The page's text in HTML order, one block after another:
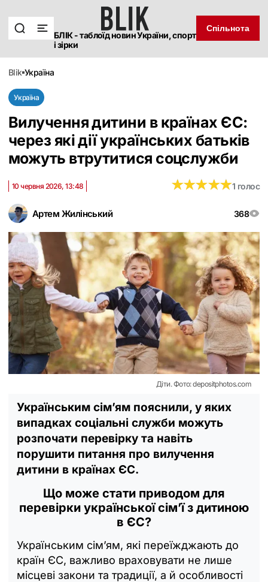
БЛІК - таблоїд новин України, спорт
і зірки
Спільнота
blik україна
Україна
Вилучення дитини в країнах ЄС:
через які дії українських батьків
можуть втрутитися соцслужби
Артем Жилінський 368
10 червня 2026, 13:48 ★★★★★
★★★★★1 голос
Діти. Фото: depositphotos.com
Українським сім’ям пояснили, у яких
випадках соціальні служби можуть
розпочати перевірку та навіть
порушити питання про вилучення
дитини в країнах ЄС.
Що може стати приводом для
перевірки української сім’ї з дитиною
в ЄС?
Українським сім’ям, які переїжджають до
країн ЄС, важливо враховувати не лише
місцеві закони та традиції, а й особливості